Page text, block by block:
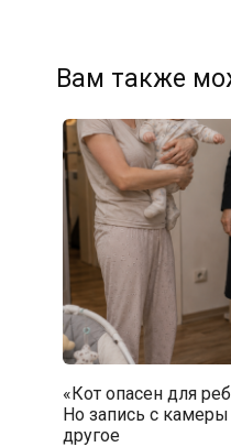
Вам также
«Кот опасен для
Но запись с
другое